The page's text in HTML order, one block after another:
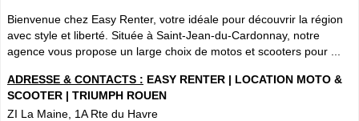
Retrouvez toutes les informations pratiques pour lesMOTARDS
Envie de se mesurer aux autre ? toutes les infos sur la
compétition moto
Espace professionnelsMOTO
Gestion de votre compte PRO
Bienvenue chez Easy Renter, votre idéale pour découvrir la région
avec style et liberté. Située à Saint-Jean-du-Cardonnay, notre
agence vous propose un large choix de motos et scooters pour ...
ADRESSE & CONTACTS : EASY RENTER | LOCATION MOTO &
SCOOTER | TRIUMPH ROUEN
ZI La Maine, 1A Rte du Havre